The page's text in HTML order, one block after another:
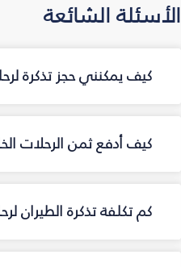
الأسئلة الشائعة
كيف يمكنني حجز تذكرة
كيف أدفع ثمن الرحلات
كم تكلفة تذكرة الطيران